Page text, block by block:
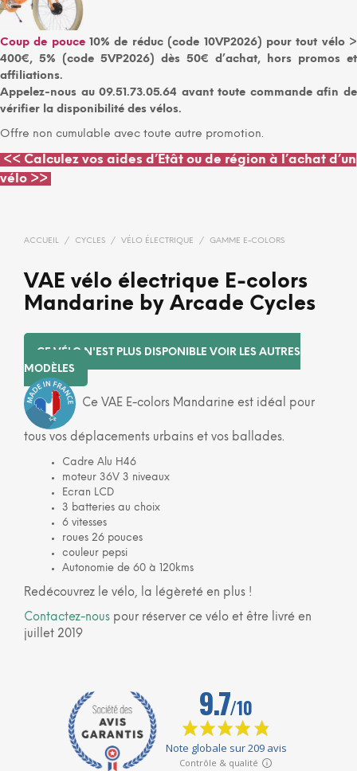
Coup de pouce10% de réduc (code 10VP2026) pour tout vélo >
400€, 5% (code 5VP2026) dès 50€ d’achat, hors promos et
affiliations.
Appelez-nous au 09.51.73.05.64 avant toute commande afin de
vérifier la disponibilité des vélos.
Offre non cumulable avec toute autre promotion.
<< Calculez vos aides d’Etât ou de région à l’achat d’un
vélo >>
ACCUEIL / CYCLES / VÉLO ÉLECTRIQUE / GAMME E-COLORS
VAE vélo électrique E-colors
Mandarine by Arcade Cycles
CE VÉLO N'EST PLUS DISPONIBLE VOIR LES AUTRES
MODÈLES
Ce VAE E-colors Mandarine est idéal pour
tous vos déplacements urbains et vos ballades.
Cadre Alu H46
moteur 36V 3 niveaux
Ecran LCD
3 batteries au choix
6 vitesses
roues 26 pouces
couleur pepsi
Autonomie de 60 à 120kms
Redécouvrez le vélo, la légèreté en plus !
Contactez-nous pour réserver ce vélo et être livré en
juillet 2019